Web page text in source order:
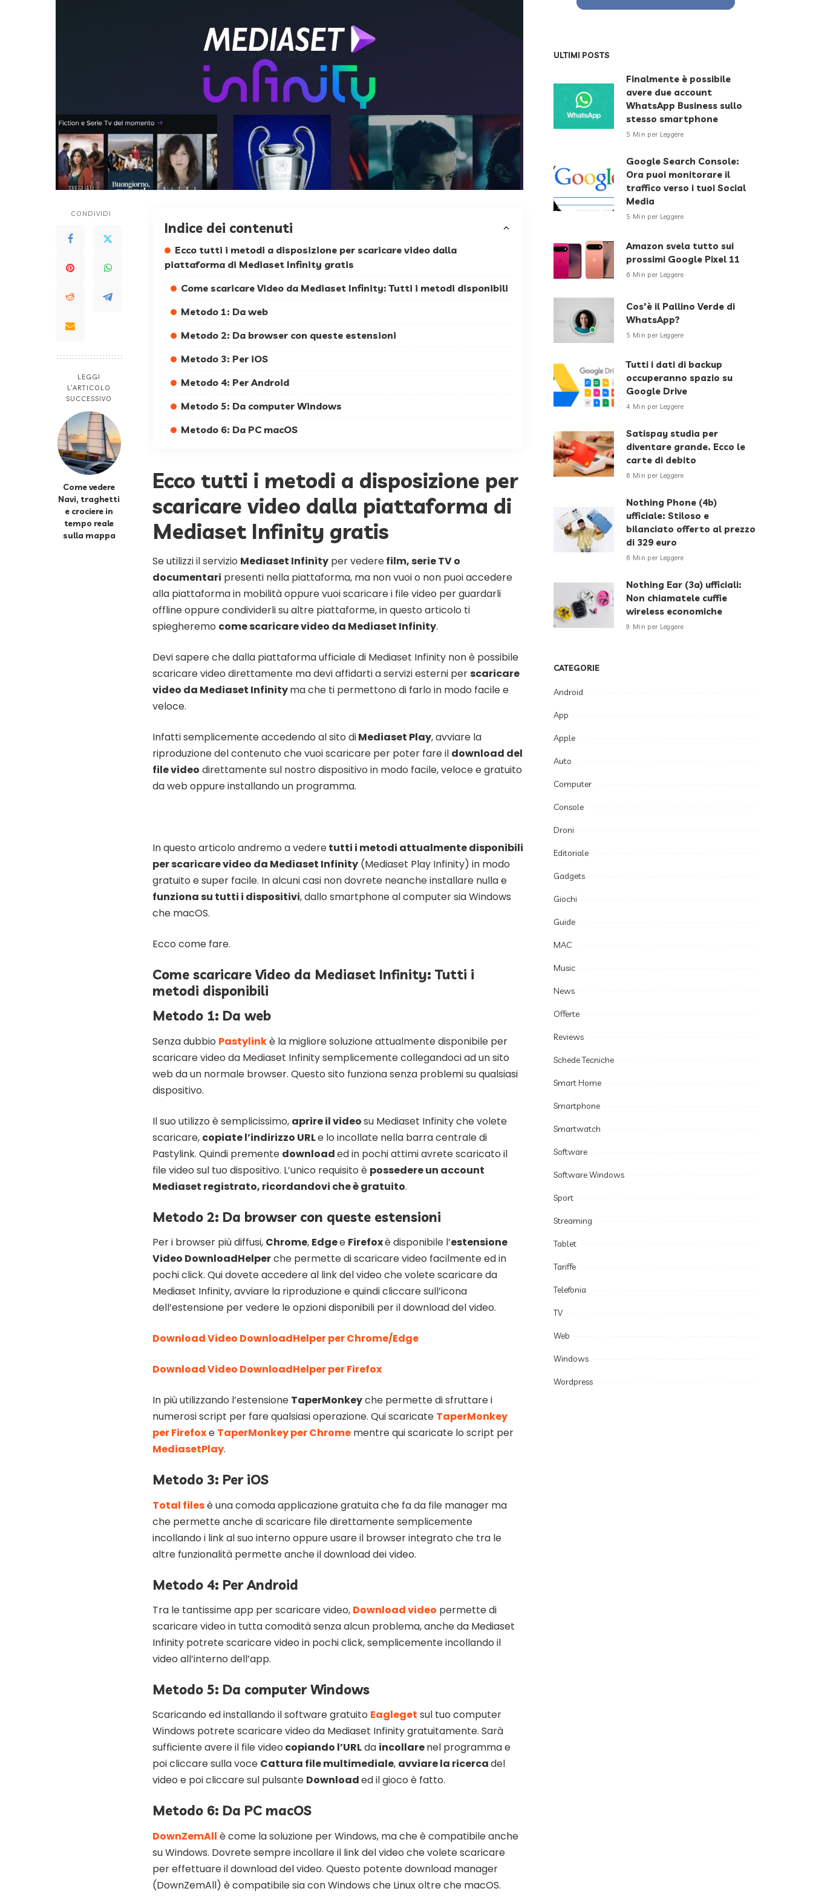
CONDIVIDI
LEGGI
L’ARTICOLO
SUCCESSIVO
Come vedere
Navi, traghetti
e crociere in
tempo reale
sulla mappa
Indice dei contenuti
Ecco tutti i metodi a disposizione per scaricare video dalla
piattaforma di Mediaset Infinity gratis
Come scaricare Video da Mediaset Infinity: Tutti i metodi disponibili
Metodo 1: Da web
Metodo 2: Da browser con queste estensioni
Metodo 3: Per iOS
Metodo 4: Per Android
Metodo 5: Da computer Windows
Metodo 6: Da PC macOS
Ecco tutti i metodi a disposizione per
scaricare video dalla piattaforma di
Mediaset Infinity gratis
Se utilizzi il servizio Mediaset Infinity per vederefilm, serie TV o
documentari presenti nella piattaforma, ma non vuoi o non puoi accedere
alla piattaforma in mobilità oppure vuoi scaricare i file video per guardarli
offline oppure condividerli su altre piattaforme, in questo articolo ti
spiegheremo come scaricare video da Mediaset Infinity.
Devi sapere che dalla piattaforma ufficiale di Mediaset Infinity non è possibile
scaricare video direttamente ma devi affidarti a servizi esterni perscaricare
video da Mediaset Infinityma che ti permettono di farlo in modo facile e
veloce.
Infatti semplicemente accedendo al sito diMediaset Play, avviare la
riproduzione del contenuto che vuoi scaricare per poter fare il download del
file video direttamente sul nostro dispositivo in modo facile, veloce e gratuito
da web oppure installando un programma.
In questo articolo andremo a vederetutti i metodi attualmente disponibili
per scaricare video da Mediaset Infinity (Mediaset Play Infinity) in modo
gratuito e super facile. In alcuni casi non dovrete neanche installare nulla e
funziona su tutti i dispositivi, dallo smartphone al computer sia Windows
che macOS.
Ecco come fare.
Come scaricare Video da Mediaset Infinity: Tutti i
metodi disponibili
Metodo 1: Da web
Senza dubbio Pastylinkè la migliore soluzione attualmente disponibile per
scaricare video da Mediaset Infinity semplicemente collegandoci ad un sito
web da un normale browser. Questo sito funziona senza problemi su qualsiasi
dispositivo.
Il suo utilizzo è semplicissimo, aprire il videosu Mediaset Infinity che volete
scaricare, copiate l’indirizzo URLe lo incollate nella barra centrale di
Pastylink. Quindi premente downloaded in pochi attimi avrete scaricato il
file video sul tuo dispositivo. L’unico requisito è possedere un account
Mediaset registrato, ricordandovi che è gratuito.
Metodo 2: Da browser con queste estensioni
Per i browser più diffusi, Chrome, Edgee Firefoxè disponibile l’estensione
Video DownloadHelperche permette di scaricare video facilmente ed in
pochi click. Qui dovete accedere al link del video che volete scaricare da
Mediaset Infinity, avviare la riproduzione e quindi cliccare sull’icona
dell’estensione per vedere le opzioni disponibili per il download del video.
Download Video DownloadHelper per Chrome/Edge
Download Video DownloadHelper per Firefox
In più utilizzando l’estensione TaperMonkeyche permette di sfruttare i
numerosi script per fare qualsiasi operazione. Qui scaricate TaperMonkey
per Firefoxe TaperMonkey per Chrome mentre qui scaricate lo script per
MediasetPlay.
Metodo 3: Per iOS
Total filesè una comoda applicazione gratuita che fa da file manager ma
che permette anche di scaricare file direttamente semplicemente
incollando i link al suo interno oppure usare il browser integrato che tra le
altre funzionalità permette anche il download dei video.
Metodo 4: Per Android
Tra le tantissime app per scaricare video, Download video permette di
scaricare video in tutta comodità senza alcun problema, anche da Mediaset
Infinity potrete scaricare video in pochi click, semplicemente incollando il
video all’interno dell’app.
Metodo 5: Da computer Windows
Scaricando ed installando il software gratuito Eagleget sul tuo computer
Windows potrete scaricare video da Mediaset Infinity gratuitamente. Sarà
sufficiente avere il file video copiando l’URLda incollarenel programma e
poi cliccare sulla voce Cattura file multimediale, avviare la ricercadel
video e poi cliccare sul pulsante Downloaded il gioco è fatto.
Metodo 6: Da PC macOS
DownZemAll è come la soluzione per Windows, ma che è compatibile anche
su Windows. Dovrete sempre incollare il link del video che volete scaricare
per effettuare il download del video. Questo potente download manager
(DownZemAll) è compatibile sia con Windows che Linux oltre che macOS.
ULTIMI POSTS
Finalmente è possibile
avere due account
WhatsApp Business sullo
stesso smartphone
5 Min per Leggere
Google Search Console:
Ora puoi monitorare il
traffico verso i tuoi Social
Media
5 Min per Leggere
Amazon svela tutto sui
prossimi Google Pixel 11
6 Min per Leggere
Cos’è il Pallino Verde di
WhatsApp?
5 Min per Leggere
Tutti i dati di backup
occuperanno spazio su
Google Drive
4 Min per Leggere
Satispay studia per
diventare grande. Ecco le
carte di debito
6 Min per Leggere
Nothing Phone (4b)
ufficiale: Stiloso e
bilanciato offerto al prezzo
di 329 euro
6 Min per Leggere
Nothing Ear (3a) ufficiali:
Non chiamatele cuffie
wireless economiche
9 Min per Leggere
CATEGORIE
Android
App
Apple
Auto
Computer
Console
Droni
Editoriale
Gadgets
Giochi
Guide
MAC
Music
News
Offerte
Reviews
Schede Tecniche
Smart Home
Smartphone
Smartwatch
Software
Software Windows
Sport
Streaming
Tablet
Tariffe
Telefonia
TV
Web
Windows
Wordpress